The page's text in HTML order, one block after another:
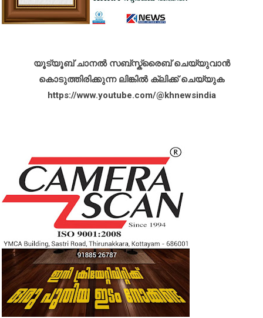
യൂട്യൂബ് ചാനൽ സബ്സ്ക്രൈബ് ചെയ്യുവാൻ
കൊടുത്തിരിക്കുന്ന ലിങ്കിൽ ക്ലിക്ക് ചെയ്യുക
https://www.youtube.com/@khnewsindia